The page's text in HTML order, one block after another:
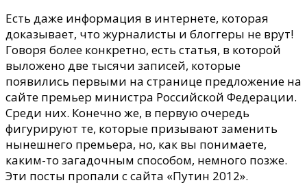
Есть даже информация в интернете, которая
доказывает, что журналисты и блоггеры не врут!
Говоря более конкретно, есть статья, в которой
выложено две тысячи записей, которые
появились первыми на странице предложение на
сайте премьер министра Российской Федерации.
Среди них. Конечно же, в первую очередь
фигурируют те, которые призывают заменить
нынешнего премьера, но, как вы понимаете,
каким-то загадочным способом, немного позже.
Эти посты пропали с сайта «Путин 2012».